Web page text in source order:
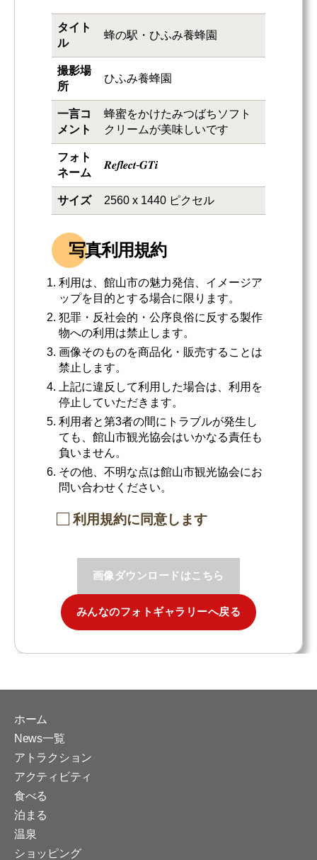
タイト
ル
蜂の駅・ひふみ養蜂園
撮影場
所
ひふみ養蜂園
一言コ
メント
蜂蜜をかけたみつばちソフト
クリームが美味しいです
フォト
ネーム
𝑹𝒆𝒇𝒍𝒆𝒄𝒕-𝑮𝑻𝒊
サイズ 2560 x 1440 ピクセル
写真利用規約
利用は、館山市の魅力発信、イメージア
ップを目的とする場合に限ります。
犯罪・反社会的・公序良俗に反する製作
物への利用は禁止します。
画像そのものを商品化・販売することは
禁止します。
上記に違反して利用した場合は、利用を
停止していただきます。
利用者と第3者の間にトラブルが発生し
ても、館山市観光協会はいかなる責任も
負いません。
その他、不明な点は館山市観光協会にお
問い合わせください。
利用規約に同意します
画像ダウンロードはこちら
みんなのフォトギャラリーへ戻る
ホーム
News一覧
アトラクション
アクティビティ
食べる
泊まる
温泉
ショッピング